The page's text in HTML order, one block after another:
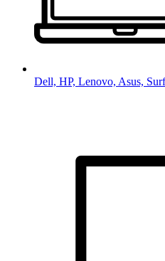
Dell, HP, Lenovo, Asus,